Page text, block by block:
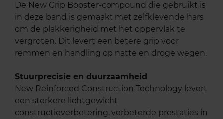
De New Grip Booster-compound die gebruikt is
in deze band is gemaakt met zelfklevende hars
om de plakkerigheid met het oppervlak te
vergroten. Dit levert een betere grip voor
remmen en handling op natte en droge wegen.
Stuurprecisie en duurzaamheid
New Reinforced Construction Technology levert
een sterkere lichtgewicht
constructieverbetering, verbeterde prestaties in